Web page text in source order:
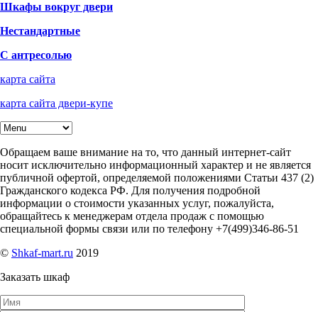
Шкафы вокруг двери
Нестандартные
С антресолью
карта сайта
карта сайта двери-купе
Обращаем ваше внимание на то, что данный интернет-сайт
носит исключительно информационный характер и не является
публичной офертой, определяемой положениями Статьи 437 (2)
Гражданского кодекса РФ. Для получения подробной
информации о стоимости указанных услуг, пожалуйста,
обращайтесь к менеджерам отдела продаж с помощью
специальной формы связи или по телефону +7(499)346-86-51
© Shkaf-mart.ru 2019
Заказать шкаф